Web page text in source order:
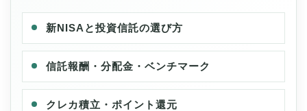
新NISAと投資信託の選び方
信託報酬・分配金・ベンチマーク
クレカ積立・ポイント還元